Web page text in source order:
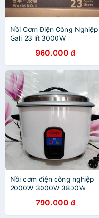
Nồi Cơm Điện Công Nghiệp
Gali 23 lít 3000W
960.000 đ
Nồi cơm điện công nghiệp
2000W 3000W 3800W
790.000 đ